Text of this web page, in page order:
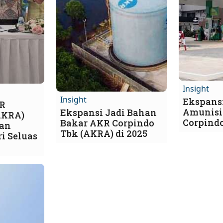
Seluas
Insight
Ekspansi Jadi Bahan
Bakar AKR Corpindo
Tbk (AKRA) di 2025
Insight